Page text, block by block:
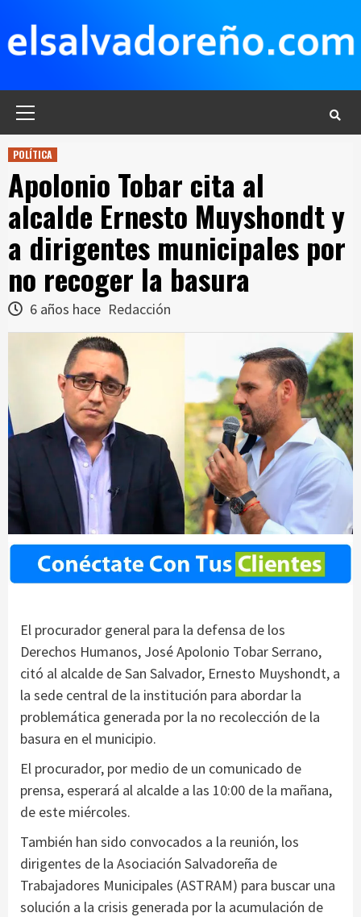
contenido
POLÍTICA
Apolonio Tobar cita al
alcalde Ernesto Muyshondt y
a dirigentes municipales por
no recoger la basura
6 años hace Redacción
El procurador general para la defensa de los
Derechos Humanos, José Apolonio Tobar Serrano,
citó al alcalde de San Salvador, Ernesto Muyshondt, a
la sede central de la institución para abordar la
problemática generada por la no recolección de la
basura en el municipio.
El procurador, por medio de un comunicado de
prensa, esperará al alcalde a las 10:00 de la mañana,
de este miércoles.
También han sido convocados a la reunión, los
dirigentes de la Asociación Salvadoreña de
Trabajadores Municipales (ASTRAM) para buscar una
solución a la crisis generada por la acumulación de